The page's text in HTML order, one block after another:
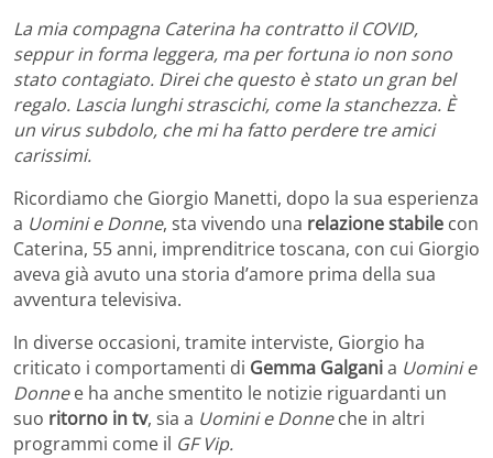
La mia compagna Caterina ha contratto il COVID,
seppur in forma leggera, ma per fortuna io non sono
stato contagiato. Direi che questo è stato un gran bel
regalo. Lascia lunghi strascichi, come la stanchezza. È
un virus subdolo, che mi ha fatto perdere tre amici
carissimi.
Ricordiamo che Giorgio Manetti, dopo la sua esperienza
a Uomini e Donne, sta vivendo una relazione stabile con
Caterina, 55 anni, imprenditrice toscana, con cui Giorgio
aveva già avuto una storia d’amore prima della sua
avventura televisiva.
In diverse occasioni, tramite interviste, Giorgio ha
criticato i comportamenti di Gemma Galgania Uomini e
Donnee ha anche smentito le notizie riguardanti un
suo ritorno in tv, sia a Uomini e Donneche in altri
programmi come il GF Vip.